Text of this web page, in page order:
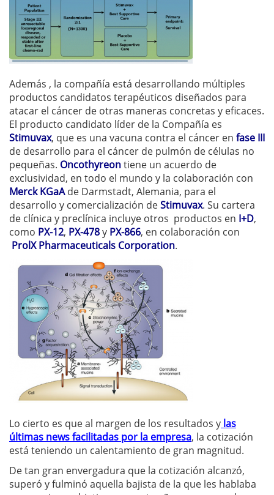
Además , la compañía está desarrollando múltiples
productos candidatos terapéuticos diseñados para
atacar el cáncer de otras maneras concretas y eficaces.
El producto candidato líder de la Compañía es
Stimuvax, que es una vacuna contra el cáncer en fase III
de desarrollo para el cáncer de pulmón de células no
pequeñas. Oncothyreontiene un acuerdo de
exclusividad, en todo el mundo y la colaboración con
Merck KGaAde Darmstadt, Alemania, para el
desarrollo y comercialización deStimuvax. Su cartera
de clínica y preclínica incluye otros productos en I+D,
como PX-12, PX-478y PX-866, en colaboración con
ProlX Pharmaceuticals Corporation.
Lo cierto es que al margen de los resultados y las
últimas news facilitadas por la empresa, la cotización
está teniendo un calentamiento de gran magnitud.
De tan gran envergadura que la cotización alcanzó,
superó y fulminó aquella bajista de la que les hablaba